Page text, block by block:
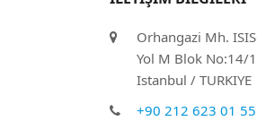
Orhangazi Mh.
Yol M Blok No:14/
Istanbul / TURKIYE
+90 212 623 01 55